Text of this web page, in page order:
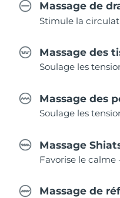
Massage de
Stimule la
Massage des
Soulage les
Massage des
Soulage les
Massage
Favorise le calme
Massage de